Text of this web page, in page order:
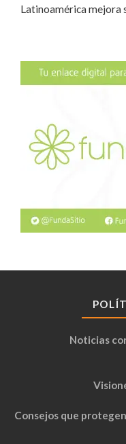
Latinoamérica mejora
Noticias
Consejos que